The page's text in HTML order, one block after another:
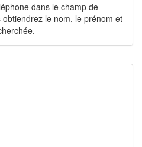
dans le champ de
le nom, le prénom et